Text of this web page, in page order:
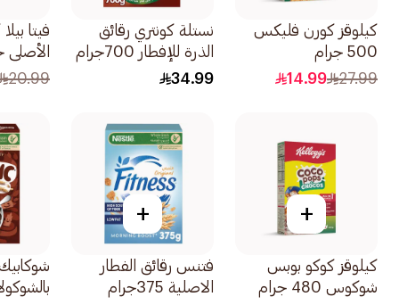
كيلوقز كورن فليكس
500 جرام
27.99
14.99
نستلة كونتري رقائق
الذرة للإفطار 700جرام
34.99
فيتا
20.99
+
كيلوقز كوكو بوبس
شوكوس 480 جرام
+
فتنس رقائق الفطار
الاصلية 375جرام
شوكابيك
بالشوكولاتة